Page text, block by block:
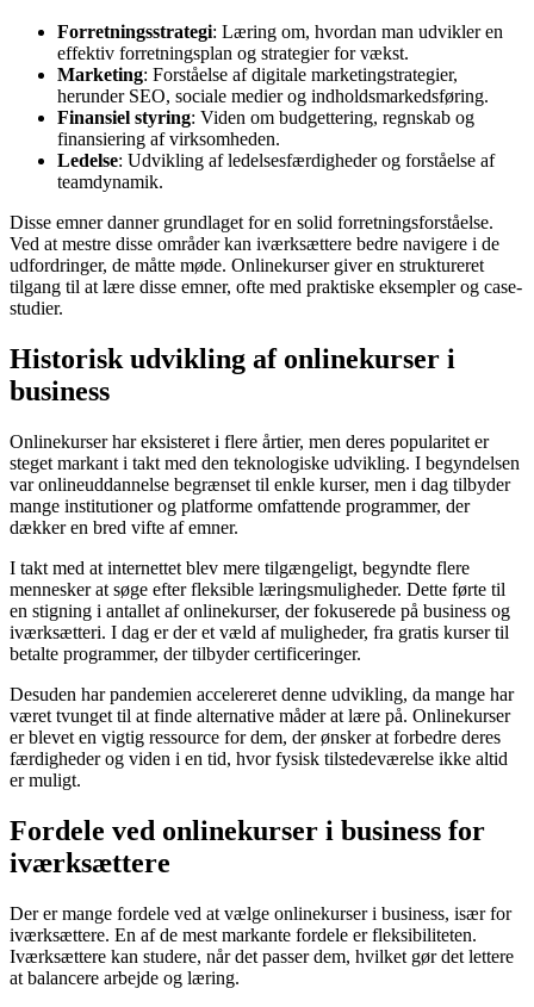
Forretningsstrategi: Læring om, hvordan man udvikler en
effektiv forretningsplan og strategier for vækst.
Marketing: Forståelse af digitale marketingstrategier,
herunder SEO, sociale medier og indholdsmarkedsføring.
Finansiel styring: Viden om budgettering, regnskab og
finansiering af virksomheden.
Ledelse: Udvikling af ledelsesfærdigheder og forståelse af
teamdynamik.
Disse emner danner grundlaget for en solid forretningsforståelse.
Ved at mestre disse områder kan iværksættere bedre navigere i de
udfordringer, de måtte møde. Onlinekurser giver en struktureret
tilgang til at lære disse emner, ofte med praktiske eksempler og case-
studier.
Historisk udvikling af onlinekurser i
business
Onlinekurser har eksisteret i flere årtier, men deres popularitet er
steget markant i takt med den teknologiske udvikling. I begyndelsen
var onlineuddannelse begrænset til enkle kurser, men i dag tilbyder
mange institutioner og platforme omfattende programmer, der
dækker en bred vifte af emner.
I takt med at internettet blev mere tilgængeligt, begyndte flere
mennesker at søge efter fleksible læringsmuligheder. Dette førte til
en stigning i antallet af onlinekurser, der fokuserede på business og
iværksætteri. I dag er der et væld af muligheder, fra gratis kurser til
betalte programmer, der tilbyder certificeringer.
Desuden har pandemien accelereret denne udvikling, da mange har
været tvunget til at finde alternative måder at lære på. Onlinekurser
er blevet en vigtig ressource for dem, der ønsker at forbedre deres
færdigheder og viden i en tid, hvor fysisk tilstedeværelse ikke altid
er muligt.
Fordele ved onlinekurser i business for
iværksættere
Der er mange fordele ved at vælge onlinekurser i business, især for
iværksættere. En af de mest markante fordele er fleksibiliteten.
Iværksættere kan studere, når det passer dem, hvilket gør det lettere
at balancere arbejde og læring.